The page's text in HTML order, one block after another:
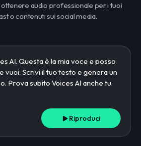
audio professionale per i tuoi
o contenuti sui social media.
Riproduci